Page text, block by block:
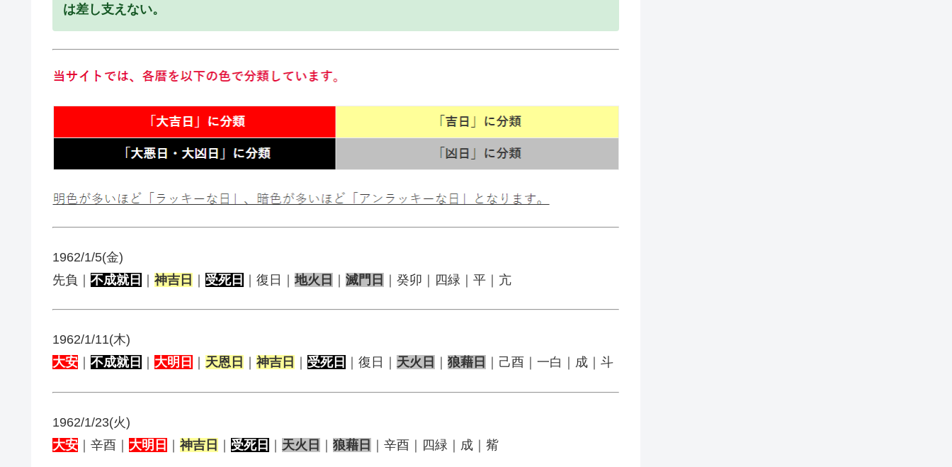
は差し支えない。
1962/1/5(金)
先負｜ 不成就日 神吉日 受死日 ｜復日｜地火日 滅門日 ｜癸卯｜四緑｜平｜亢
1962/1/11(木)
大安
不成就日 大明日 天恩日 神吉日 受死日 ｜復日｜ 天火日 狼藉日 ｜己酉｜一白｜成｜斗
1962/1/23(火)
大安 ｜辛酉｜ 大明日 ｜ 神吉日 ｜ 受死日 ｜ 天火日 ｜ 狼藉日 ｜辛酉｜四緑｜成｜觜